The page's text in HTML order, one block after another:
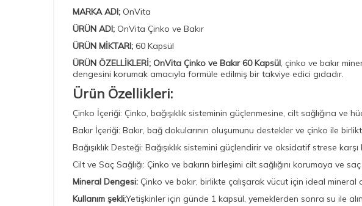
MARKA ADI; OnVita
ÜRÜN ADI; OnVita Çinko ve Bakır
ÜRÜN MİKTARI; 60 Kapsül
ÜRÜN ÖZELLİKLERİ; OnVita Çinko ve Bakır 60 Kapsül, çinko ve bakır
dengesini korumak amacıyla formüle edilmiş bir takviye edici gıdadır.
Ürün Özellikleri:
Çinko İçeriği: Çinko, bağışıklık sisteminin güçlenmesine, cilt sağlığına ve
Bakır İçeriği: Bakır, bağ dokularının oluşumunu destekler ve çinko ile
Bağışıklık Desteği: Bağışıklık sistemini güçlendirir ve oksidatif strese
Cilt ve Saç Sağlığı: Çinko ve bakırın birleşimi cilt sağlığını korumaya ve
Mineral Dengesi: Çinko ve bakır, birlikte çalışarak vücut için ideal mineral
Kullanım şekli;Yetişkinler için günde 1 kapsül, yemeklerden sonra su ile